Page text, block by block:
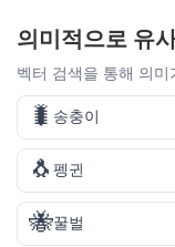
의미적으로 유
벡터 검색을 통해 의
🐛 송충이
🐧 펭귄
🐝꿀벌